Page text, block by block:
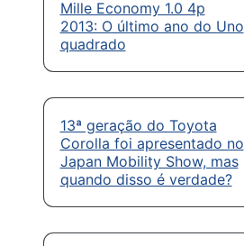
Mille Economy 1.0 4p
2013: O último ano do Uno
quadrado
13ª geração do Toyota
Corolla foi apresentado no
Japan Mobility Show, mas
quando disso é verdade?